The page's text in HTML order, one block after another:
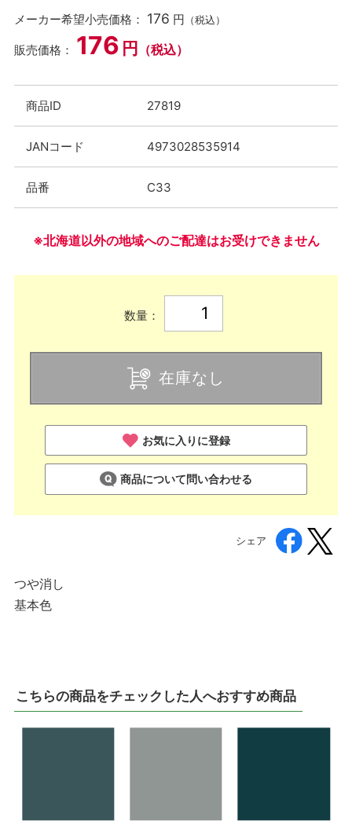
メーカー希望小売価格： 176 円 （税込）
販売価格： 176 円 （税込）
商品ID 27819
JANコード 4973028535914
品番 C33
※北海道以外の地域へのご配達はお受けできません
数量：
在庫なし
お気に入りに登録
商品について問い合わせる
シェア
つや消し
基本色
こちらの商品をチェックした人へおすすめ商品